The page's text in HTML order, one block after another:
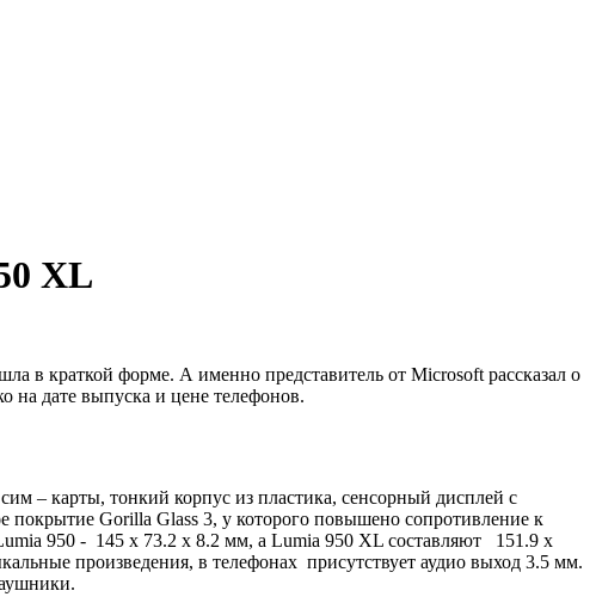
XL
в краткой форме. А именно представитель от Microsoft рассказал о
на дате выпуска и цене телефонов.
– карты, тонкий корпус из пластика, сенсорный дисплей с
Gorilla Glass 3, у которого повышено сопротивление к
950 - 145 x 73.2 x 8.2 мм, а Lumia 950 XL составляют 151.9 x
произведения, в телефонах присутствует аудио выход 3.5 мм.